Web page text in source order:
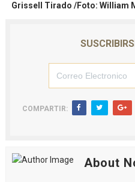
Grissell Tirado /Foto: William
COMPARTIR:
About